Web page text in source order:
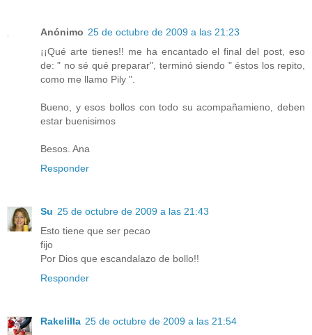
Anónimo 25 de octubre de 2009 a las 21:23
¡¡Qué arte tienes!! me ha encantado el final del post, eso
de: " no sé qué preparar", terminó siendo " éstos los repito,
como me llamo Pily ".
Bueno, y esos bollos con todo su acompañamieno, deben
estar buenisimos
Besos. Ana
Responder
Su 25 de octubre de 2009 a las 21:43
Esto tiene que ser pecao
fijo
Por Dios que escandalazo de bollo!!
Responder
Rakelilla 25 de octubre de 2009 a las 21:54